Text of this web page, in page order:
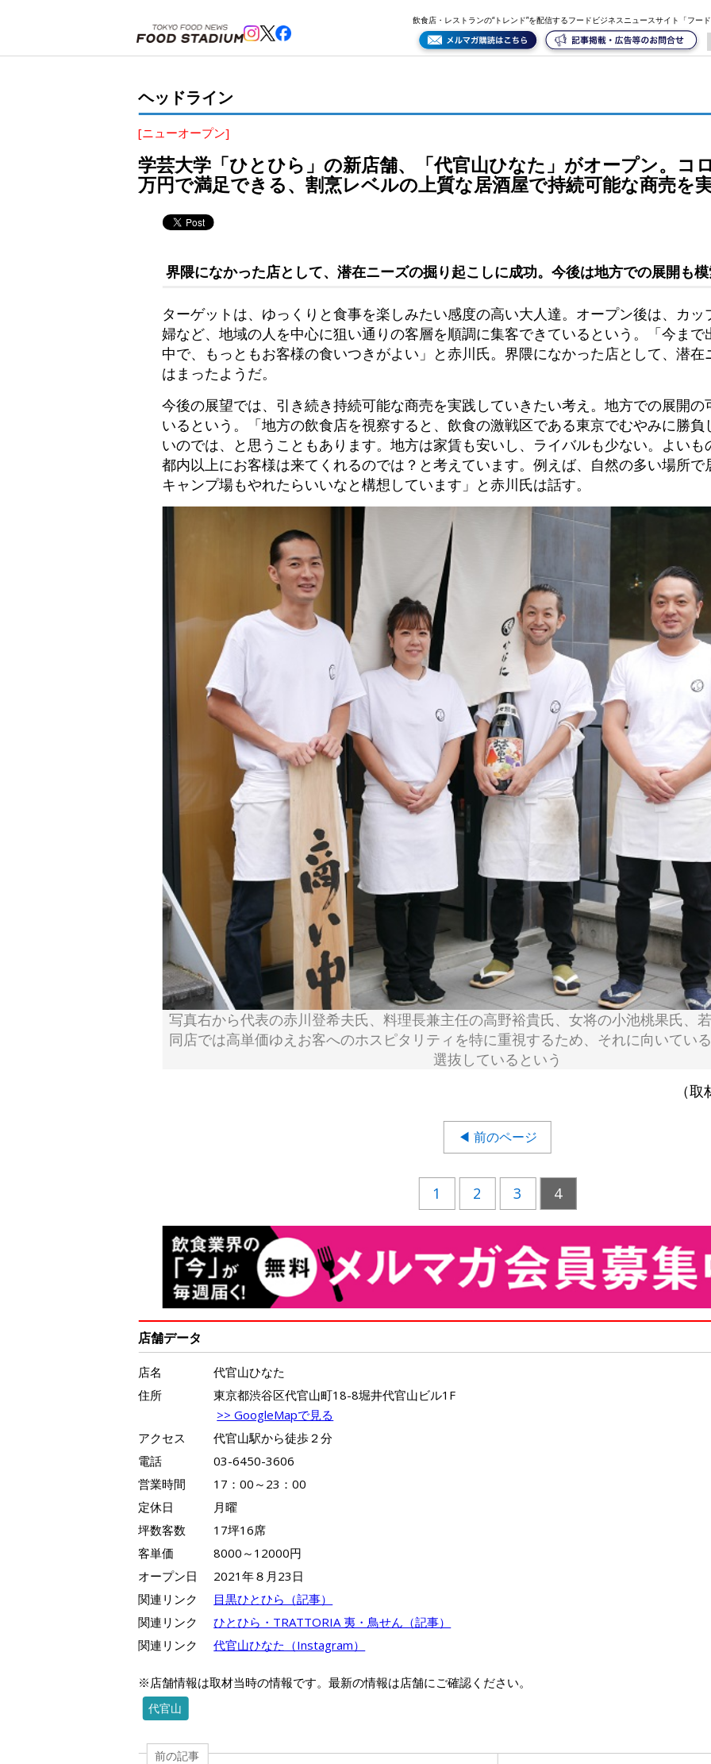
飲食店・レストランの“トレンド”を配信するフードビジネスニュースサイト「フー
ヘッドライン
[ニューオープン]
学芸大学「ひとひら」の新店舗、「代官山ひなた」がオープン。コ
万円で満足できる、割烹レベルの上質な居酒屋で持続可能な商売を
界隈になかった店として、潜在ニーズの掘り起こしに成功。今後は地方での展開も
ターゲットは、ゆっくりと食事を楽しみたい感度の高い大人達。オープン後は、カッ
婦など、地域の人を中心に狙い通りの客層を順調に集客できているという。「今まで
中で、もっともお客様の食いつきがよい」と赤川氏。界隈になかった店として、潜在
はまったようだ。
今後の展望では、引き続き持続可能な商売を実践していきたい考え。地方での展開の
いるという。「地方の飲食店を視察すると、飲食の激戦区である東京でむやみに勝負
いのでは、と思うこともあります。地方は家賃も安いし、ライバルも少ない。よいも
都内以上にお客様は来てくれるのでは？と考えています。例えば、自然の多い場所で
キャンプ場もやれたらいいなと構想しています」と赤川氏は話す。
写真右から代表の赤川登希夫氏、料理長兼主任の高野裕貴氏、女将の小池桃果氏、
同店では高単価ゆえお客へのホスピタリティを特に重視するため、それに向いてい
選抜しているという
（
◀ 前のページ
1 2 3 4
店舗データ
店名
代官山ひなた
住所
東京都渋谷区代官山町18-8堀井代官山ビル1F
>> GoogleMapで見る
アクセス
代官山駅から徒歩２分
電話
03-6450-3606
営業時間
17：00～23：00
定休日
月曜
坪数客数
17坪16席
客単価
8000～12000円
オープン日
2021年８月23日
関連リンク
目黒ひとひら（記事）
関連リンク
ひとひら・TRATTORIA 夷・鳥せん（記事）
関連リンク
代官山ひなた（Instagram）
※店舗情報は取材当時の情報です。最新の情報は店舗にご確認ください。
代官山
前の記事